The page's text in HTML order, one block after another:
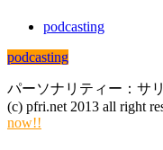
podcasting
podcasting
パーソナリティー：サ
(c) pfri.net 2013 all right
now!!